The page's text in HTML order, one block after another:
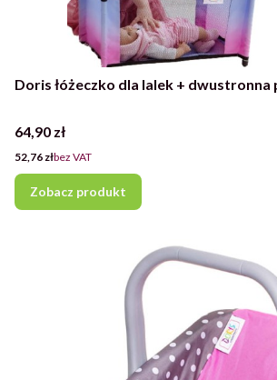
Doris łóżeczko dla lalek + dwustronna
Cena
64,90 zł
Cena
52,76 złbez VAT
Zobacz produkt